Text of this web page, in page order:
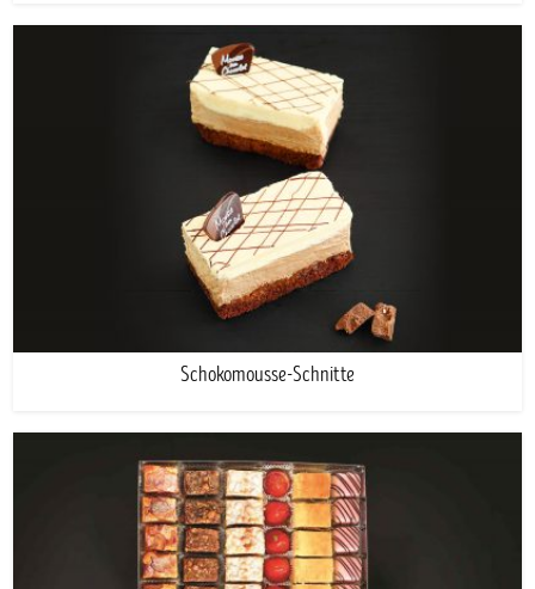
Schokomousse-Schnitte